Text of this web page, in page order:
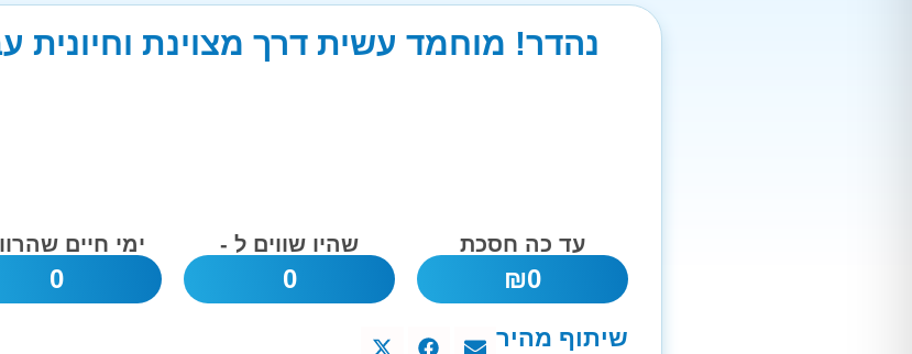
נהדר! מוחמד עשית דרך מצוינת וחיונית
עד כה חסכת
0
₪
שהיו שווים ל -
0
ימי חיים
0
שיתוף מהיר